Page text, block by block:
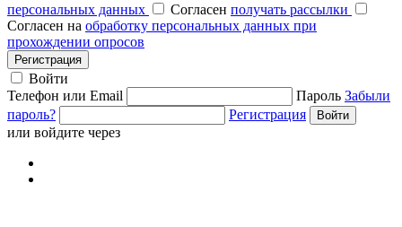
персональных данных
Согласен получать рассылки
Согласен на обработку персональных данных при
прохождении опросов
Регистрация
Войти
Телефон или Email
Пароль Забыли
пароль?
Регистрация
или войдите через